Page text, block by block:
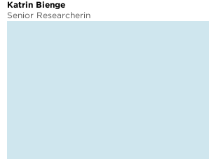
Katrin Bienge
Senior Researcherin